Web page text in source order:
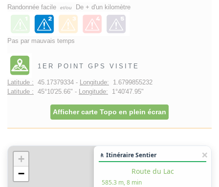
Randonnée facile et/ou De + d'un kilomètre
Pas par mauvais temps
1ER POINT GPS VISITE
Latitude : 45.17379334 - Longitude: 1.6799855232
Latitude : 45°10'25.66" - Longitude: 1°40'47.95"
Afficher carte Topo en plein écran
+
−
🚶 Itinéraire Sentier
Route du Lac
585.3 m, 8 min